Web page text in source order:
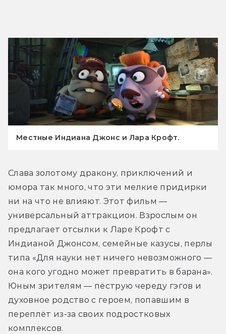
Местные Индиана Джонс и Лара Крофт.
Слава золотому дракону, приключений и
юмора так много, что эти мелкие придирки
ни на что не влияют. Этот фильм —
универсальный аттракцион. Взрослым он
предлагает отсылки к Ларе Крофт с
Индианой Джонсом, семейные казусы, перлы
типа «Для науки нет ничего невозможного —
она кого угодно может превратить в барана».
Юным зрителям — пёструю череду гэгов и
духовное родство с героем, попавшим в
переплёт из-за своих подростковых
комплексов.